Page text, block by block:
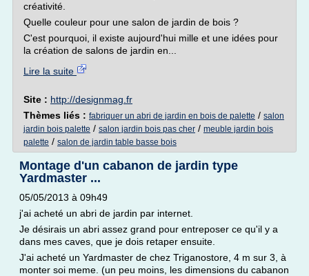
créativité.
Quelle couleur pour une salon de jardin de bois ?
C'est pourquoi, il existe aujourd'hui mille et une idées pour
la création de salons de jardin en...
Lire la suite
Site : http://designmag.fr
Thèmes liés : fabriquer un abri de jardin en bois de palette / salon
jardin bois palette / salon jardin bois pas cher / meuble jardin bois
palette / salon de jardin table basse bois
Montage d'un cabanon de jardin type
Yardmaster ...
05/05/2013 à 09h49
j'ai acheté un abri de jardin par internet.
Je désirais un abri assez grand pour entreposer ce qu'il y a
dans mes caves, que je dois retaper ensuite.
J'ai acheté un Yardmaster de chez Triganostore, 4 m sur 3, à
monter soi meme. (un peu moins, les dimensions du cabanon